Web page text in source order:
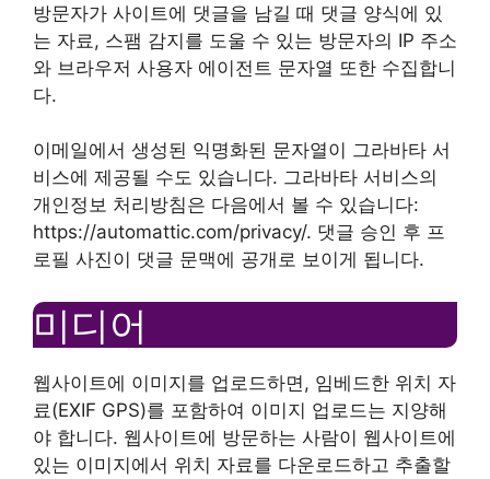
방문자가 사이트에 댓글을 남길 때 댓글 양식에 있
는 자료, 스팸 감지를 도울 수 있는 방문자의 IP 주소
와 브라우저 사용자 에이전트 문자열 또한 수집합니
다.
이메일에서 생성된 익명화된 문자열이 그라바타 서
비스에 제공될 수도 있습니다. 그라바타 서비스의
개인정보 처리방침은 다음에서 볼 수 있습니다:
https://automattic.com/privacy/. 댓글 승인 후 프
로필 사진이 댓글 문맥에 공개로 보이게 됩니다.
미디어
웹사이트에 이미지를 업로드하면, 임베드한 위치 자
료(EXIF GPS)를 포함하여 이미지 업로드는 지양해
야 합니다. 웹사이트에 방문하는 사람이 웹사이트에
있는 이미지에서 위치 자료를 다운로드하고 추출할